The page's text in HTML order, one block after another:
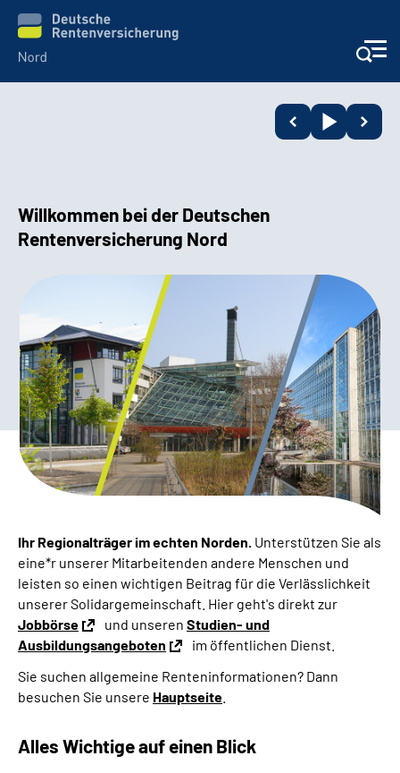
Beratung und Kontakt
Karriere
Über uns
Online-Services
Inhalte in Gebärdensprache (DGS)
Suche
Mein Kundenportal
Willkommen bei der Deutschen
Rentenversicherung Nord
Ihr Regionalträger im echten Norden. Unterstützen Sie als
eine*r unserer Mitarbeitenden andere Menschen und
leisten so einen wichtigen Beitrag für die Verlässlichkeit
unserer Solidargemeinschaft. Hier geht's direkt zur
Jobbörse
und unseren Studien- und
Ausbildungsangeboten
im öffentlichen Dienst.
Sie suchen allgemeine Renteninformationen? Dann
besuchen Sie unsere Hauptseite
Alles Wichtige auf einen Blick